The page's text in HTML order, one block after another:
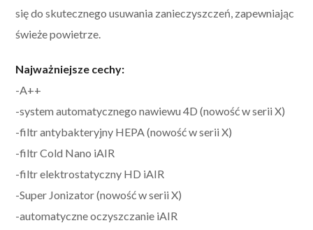
się do skutecznego usuwania zanieczyszczeń, zapewniając
świeże powietrze.
Najważniejsze cechy:
-A++
-system automatycznego nawiewu 4D (nowość w serii X)
-filtr antybakteryjny HEPA (nowość w serii X)
-filtr Cold Nano iAIR
-filtr elektrostatyczny HD iAIR
-Super Jonizator (nowość w serii X)
-automatyczne oczyszczanie iAIR